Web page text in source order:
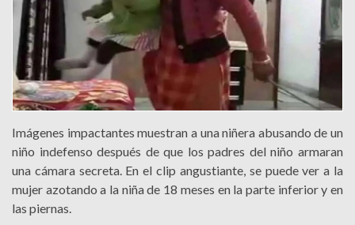
Imágenes impactantes muestran a una niñera abusando de un
niño indefenso después de que los padres del niño armaran
una cámara secreta. En el clip angustiante, se puede ver a la
mujer azotando a la niña de 18 meses en la parte inferior y en
las piernas.